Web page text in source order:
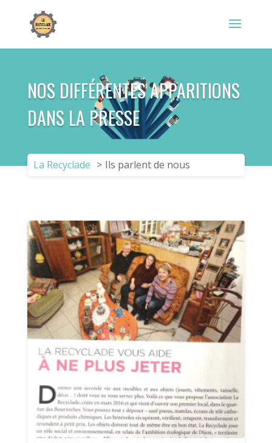
NOS DIFFÉRENTES APPARITIONS
DANS LA PRESSE
La Recyclade > Ils parlent de nous